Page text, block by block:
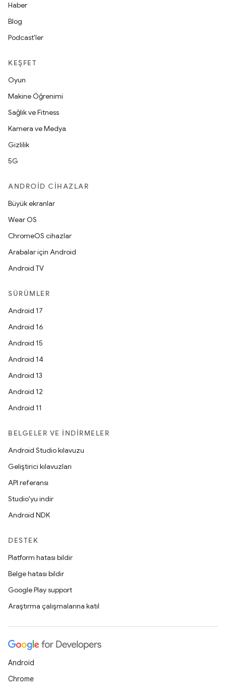
Haber
Blog
Podcast'ler
KEŞFET
Oyun
Makine Öğrenimi
Sağlık ve Fitness
Kamera ve Medya
Gizlilik
5G
ANDROID CIHAZLAR
Büyük ekranlar
Wear OS
ChromeOS cihazlar
Arabalar için Android
Android TV
SÜRÜMLER
Android 17
Android 16
Android 15
Android 14
Android 13
Android 12
Android 11
BELGELER VE İNDIRMELER
Android Studio kılavuzu
Geliştirici kılavuzları
API referansı
Studio'yu indir
Android NDK
DESTEK
Platform hatası bildir
Belge hatası bildir
Google Play support
Araştırma çalışmalarına katıl
Android
Chrome